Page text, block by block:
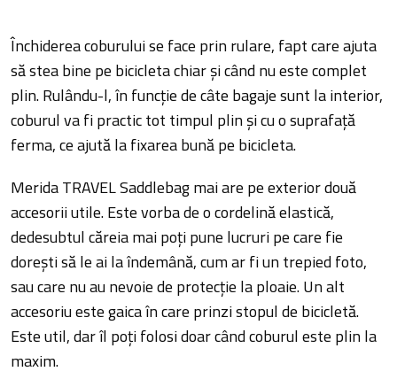
Închiderea coburului se face prin rulare, fapt care ajuta
să stea bine pe bicicleta chiar și când nu este complet
plin. Rulându-l, în funcție de câte bagaje sunt la interior,
coburul va fi practic tot timpul plin și cu o suprafață
ferma, ce ajută la fixarea bună pe bicicleta.
Merida TRAVEL Saddlebag mai are pe exterior două
accesorii utile. Este vorba de o cordelină elastică,
dedesubtul căreia mai poți pune lucruri pe care fie
dorești să le ai la îndemână, cum ar fi un trepied foto,
sau care nu au nevoie de protecție la ploaie. Un alt
accesoriu este gaica în care prinzi stopul de bicicletă.
Este util, dar îl poți folosi doar când coburul este plin la
maxim.